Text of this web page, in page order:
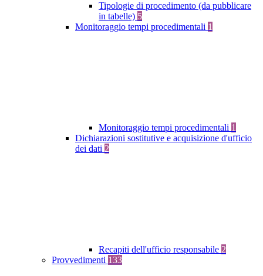
Tipologie di procedimento (da pubblicare
in tabelle) 5
Monitoraggio tempi procedimentali 1
Monitoraggio tempi procedimentali 1
Dichiarazioni sostitutive e acquisizione d'ufficio
dei dati 2
Recapiti dell'ufficio responsabile 2
Provvedimenti 133